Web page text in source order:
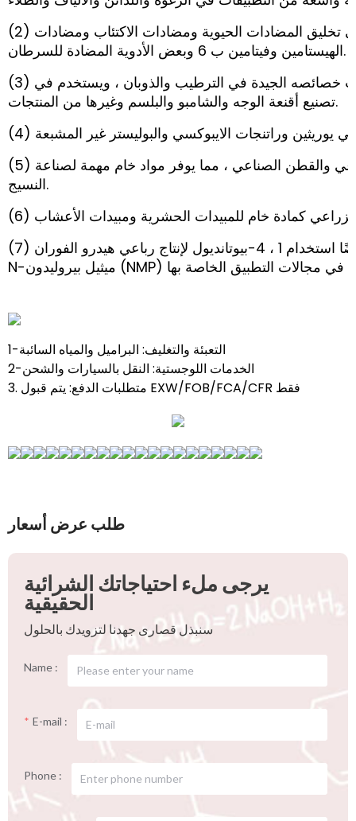
(2) تخليق المخدرات: 1 ، 4-بيوتانديول هو وسيط لمجموعة متنوعة من الأدوية ، ويلعب دورًا رئيسيًا في تخليق المضادات الحيوية ومضادات الاكتئاب ومضادات
الهيستامين وفيتامين ب 6 وبعض الأدوية المضادة للسرطان.
(3) المرطبات والمذيبات: غالبًا ما يستخدم 1 ، 4-بيوتانيديول كمرطب ومذيب في مستحضرات التجميل بسبب خصائصه الجيدة في الترطيب والذوبان ، ويستخدم في
تصنيع أقنعة الوجه والشامبو والبلسم وغيرها من المنتجات.
(5) المواد الخام لمنتجات الألياف: يمكن استخدام 1 ، 4-بيوتانديول لتصنيع منتجات الألياف مثل الحرير الاصطناعي والقطن الصناعي ، مما يوفر مواد خام مهمة لصناعة
النسيج.
(7) إنتاج المواد الكيميائية ذات القيمة المضافة العالية: يمكن أيضًا استخدام 1 ، 4-بيوتانديول لإنتاج رباعي هيدرو الفوران (THF) ، & gamma ؛-بوتيلولاكتون (GBL) و
1-التعبئة والتغليف: البراميل والمياه السائبة
2-الخدمات اللوجستية: النقل بالسيارات والشحن
3. متطلبات الدفع: يتم قبول EXW/FOB/FCA/CFR فقط
طلب عرض أسعار
يرجى ملء احتياجاتك الشرائية
الحقيقية
سنبذل قصارى جهدنا لتزويدك بالحلول
Name :
E-mail :
Phone :